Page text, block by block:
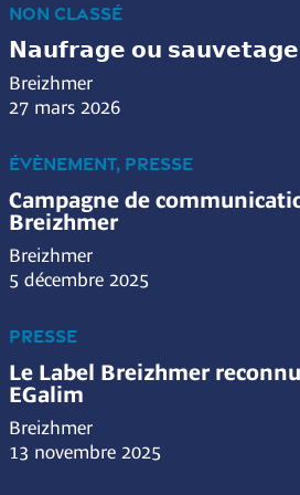
NON CLASSÉ
𝗡𝗮𝘂𝗳𝗿𝗮𝗴𝗲 𝗼𝘂 𝘀𝗮𝘂𝘃𝗲𝘁𝗮𝗴𝗲
Breizhmer
27 mars 2026
ÉVÈNEMENT, PRESSE
Campagne de
Breizhmer
Breizhmer
5 décembre 2025
PRESSE
Le Label Breizhmer
EGalim
Breizhmer
13 novembre 2025